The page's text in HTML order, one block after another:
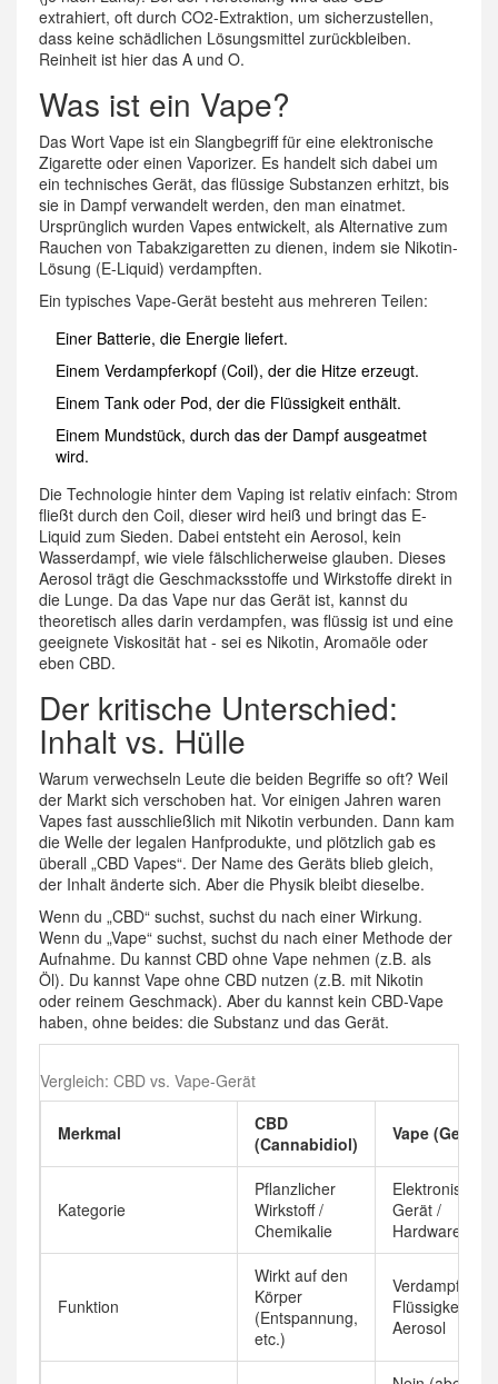
extrahiert, oft durch CO2-Extraktion, um sicherzustellen,
dass keine schädlichen Lösungsmittel zurückbleiben.
Reinheit ist hier das A und O.
Was ist ein Vape?
Das Wort Vape ist ein Slangbegriff für eine elektronische
Zigarette oder einen Vaporizer. Es handelt sich dabei um
ein technisches Gerät, das flüssige Substanzen erhitzt, bis
sie in Dampf verwandelt werden, den man einatmet.
Ursprünglich wurden Vapes entwickelt, als Alternative zum
Rauchen von Tabakzigaretten zu dienen, indem sie Nikotin-
Lösung (E-Liquid) verdampften.
Ein typisches Vape-Gerät besteht aus mehreren Teilen:
Einer Batterie, die Energie liefert.
Einem Verdampferkopf (Coil), der die Hitze erzeugt.
Einem Tank oder Pod, der die Flüssigkeit enthält.
Einem Mundstück, durch das der Dampf ausgeatmet
wird.
Die Technologie hinter dem Vaping ist relativ einfach: Strom
fließt durch den Coil, dieser wird heiß und bringt das E-
Liquid zum Sieden. Dabei entsteht ein Aerosol, kein
Wasserdampf, wie viele fälschlicherweise glauben. Dieses
Aerosol trägt die Geschmacksstoffe und Wirkstoffe direkt in
die Lunge. Da das Vape nur das Gerät ist, kannst du
theoretisch alles darin verdampfen, was flüssig ist und eine
geeignete Viskosität hat - sei es Nikotin, Aromaöle oder
eben CBD.
Der kritische Unterschied:
Inhalt vs. Hülle
Warum verwechseln Leute die beiden Begriffe so oft? Weil
der Markt sich verschoben hat. Vor einigen Jahren waren
Vapes fast ausschließlich mit Nikotin verbunden. Dann kam
die Welle der legalen Hanfprodukte, und plötzlich gab es
überall „CBD Vapes“. Der Name des Geräts blieb gleich,
der Inhalt änderte sich. Aber die Physik bleibt dieselbe.
Wenn du „CBD“ suchst, suchst du nach einer Wirkung.
Wenn du „Vape“ suchst, suchst du nach einer Methode der
Aufnahme. Du kannst CBD ohne Vape nehmen (z.B. als
Öl). Du kannst Vape ohne CBD nutzen (z.B. mit Nikotin
oder reinem Geschmack). Aber du kannst kein CBD-Vape
haben, ohne beides: die Substanz und das Gerät.
Vergleich: CBD vs. Vape-Gerät
Merkmal
CBD
(Cannabidiol)
Vape (Gerät)
Kategorie
Pflanzlicher
Wirkstoff /
Chemikalie
Elektronisches
Gerät /
Hardware
Funktion
Wirkt auf den
Körper
(Entspannung,
etc.)
Verdampft
Flüssigkeit zu
Aerosol